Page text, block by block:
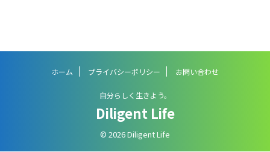
ホーム プライバシーポリシー お問い合わせ
自分らしく生きよう。
Diligent Life
© 2026 Diligent Life